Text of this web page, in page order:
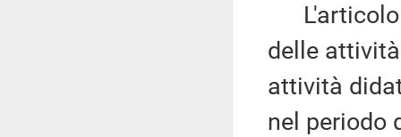
L'articolo
delle
attività
nel periodo